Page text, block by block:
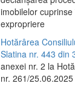
imobilelor
expropriere
Hotărârea
Slatina nr. 443 din
anexei nr. 2 la
nr. 261/